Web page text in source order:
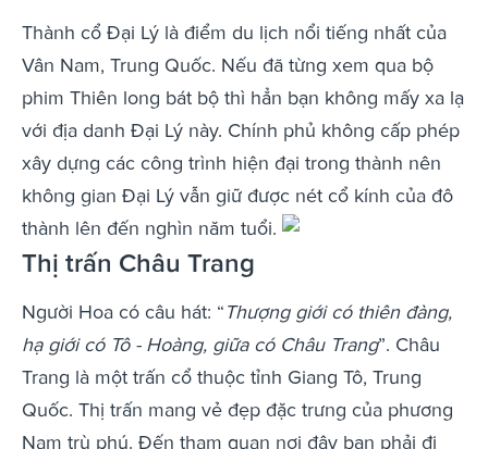
Thành cổ Đại Lý là điểm du lịch nổi tiếng nhất của
Vân Nam, Trung Quốc. Nếu đã từng xem qua bộ
phim Thiên long bát bộ thì hẳn bạn không mấy xa lạ
với địa danh Đại Lý này. Chính phủ không cấp phép
xây dựng các công trình hiện đại trong thành nên
không gian Đại Lý vẫn giữ được nét cổ kính của đô
thành lên đến nghìn năm tuổi.
Thị trấn Châu Trang
Người Hoa có câu hát: “Thượng giới có thiên đàng,
hạ giới có Tô - Hoàng, giữa có Châu Trang”. Châu
Trang là một trấn cổ thuộc tỉnh Giang Tô, Trung
Quốc. Thị trấn mang vẻ đẹp đặc trưng của phương
Nam trù phú. Đến tham quan nơi đây bạn phải đi